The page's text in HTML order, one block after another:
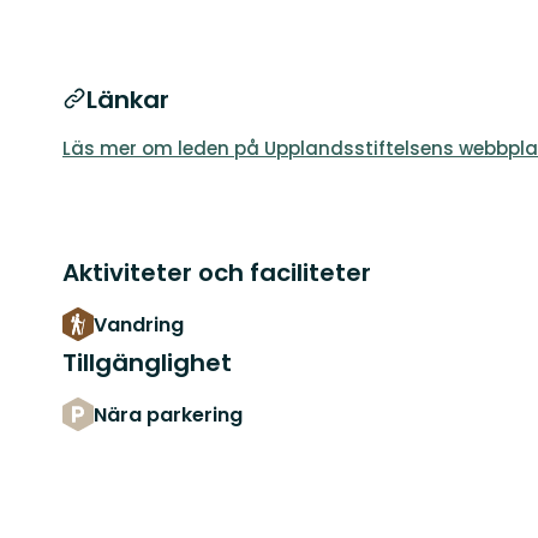
Länkar
Läs mer om leden på Upplandsstiftelsens
Aktiviteter och faciliteter
Vandring
Tillgänglighet
Nära parkering